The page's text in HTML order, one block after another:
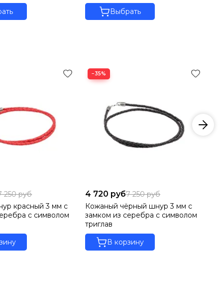
по всей России.
Выбрать
250 руб
красный 3 мм с
с символом
−35%
4 720 руб7 250 руб
Кожаный чёрный шнур 3 мм с
замком из серебра с символом
триглав
В корзину